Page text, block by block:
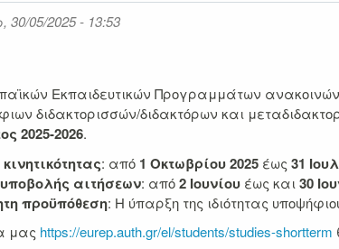
30/05/2025 - 13:53
Εκπαιδευτικών Προγραμμάτων
διδακτορισσών/διδακτόρων και
2025-2026.
: από 1 Οκτωβρίου 2025 έως 31
αιτήσεων: από2 Ιουνίου έως και 30
προϋπόθεση: Η ύπαρξη της ιδιότητας
μας https://eurep.auth.gr/el/students/studies-shortterm